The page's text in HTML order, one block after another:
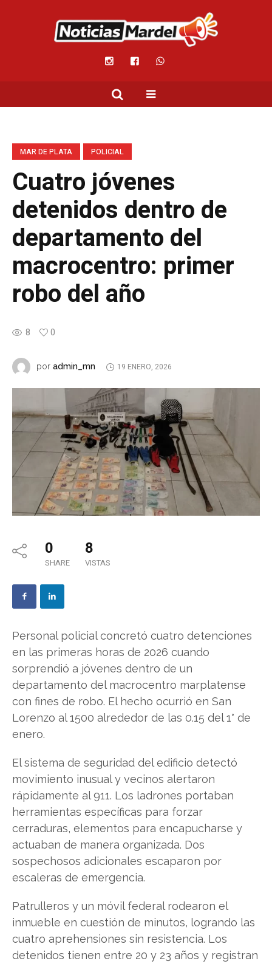
MAR DE PLATA POLICIAL
Cuatro jóvenes
detenidos dentro de
departamento del
macrocentro: primer
robo del año
8 0
por admin_mn 19 ENERO, 2026
0
SHARE
8
VISTAS
Personal policial concretó cuatro detenciones
en las primeras horas de 2026 cuando
sorprendió a jóvenes dentro de un
departamento del macrocentro marplatense
con fines de robo. El hecho ocurrió en San
Lorenzo al 1500 alrededor de las 0.15 del 1° de
enero.
El sistema de seguridad del edificio detectó
movimiento inusual y vecinos alertaron
rápidamente al 911. Los ladrones portaban
herramientas específicas para forzar
cerraduras, elementos para encapucharse y
actuaban de manera organizada. Dos
sospechosos adicionales escaparon por
escaleras de emergencia.
Patrulleros y un móvil federal rodearon el
inmueble en cuestión de minutos, logrando las
cuatro aprehensiones sin resistencia. Los
detenidos tienen entre 20 y 23 años y registran